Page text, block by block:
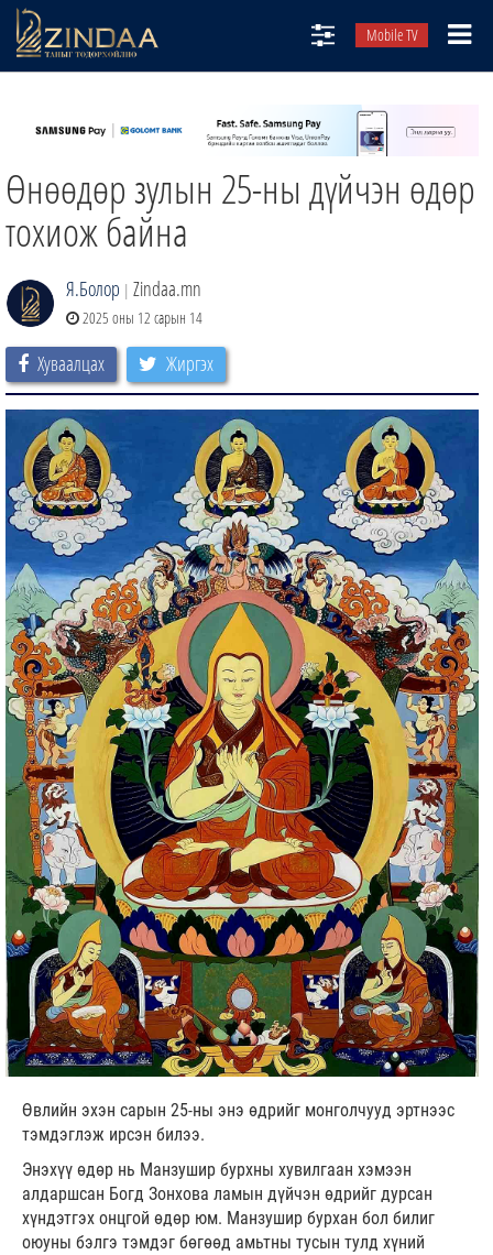
Mobile TV
ТВ8
ӨГЛӨӨНИЙ СОНИН
АУДИО ЗОХИОЛ
Өнөөдөр зулын 25-ны дүйчэн өдөр
тохиож байна
Я.Болор | Zindaa.mn
2025 оны 12 сарын 14
Хуваалцах Жиргэх
Өвлийн эхэн сарын 25-ны энэ өдрийг монголчууд эртнээс
тэмдэглэж ирсэн билээ.
Энэхүү өдөр нь Манзушир бурхны хувилгаан хэмээн
алдаршсан Богд Зонхова ламын дүйчэн өдрийг дурсан
хүндэтгэх онцгой өдөр юм. Манзушир бурхан бол билиг
оюуны бэлгэ тэмдэг бөгөөд амьтны тусын тулд хүний